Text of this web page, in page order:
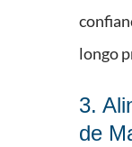
longo
3.
de